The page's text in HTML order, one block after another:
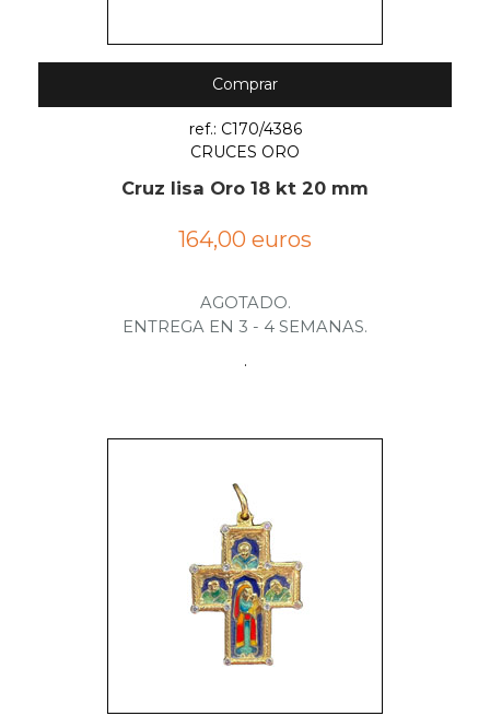
Comprar
ref.: C170/4386
CRUCES ORO
Cruz lisa Oro 18 kt 20 mm
164,00 euros
AGOTADO.
ENTREGA EN 3 - 4 SEMANAS.
.